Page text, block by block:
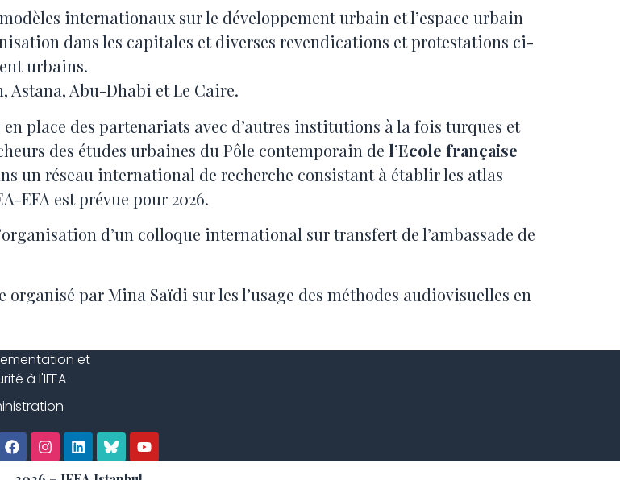
internationaux sur le développement urbain et l’espace urbain
dans les capitales et diverses revendications et protestations ci-
urbains.
Astana, Abu-Dhabi et Le Caire.
place des partenariats avec d’autres institutions à la fois turques et
des études urbaines du Pôle contemporain de l’Ecole française
un réseau international de recherche consistant à établir les atlas
EFA est prévue pour 2026.
d’un colloque international sur transfert de l’ambassade de
par Mina Saïdi sur les l’usage des méthodes audiovisuelles en
et
à l'IFEA